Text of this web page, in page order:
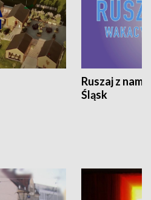
Ruszaj z
Śląsk